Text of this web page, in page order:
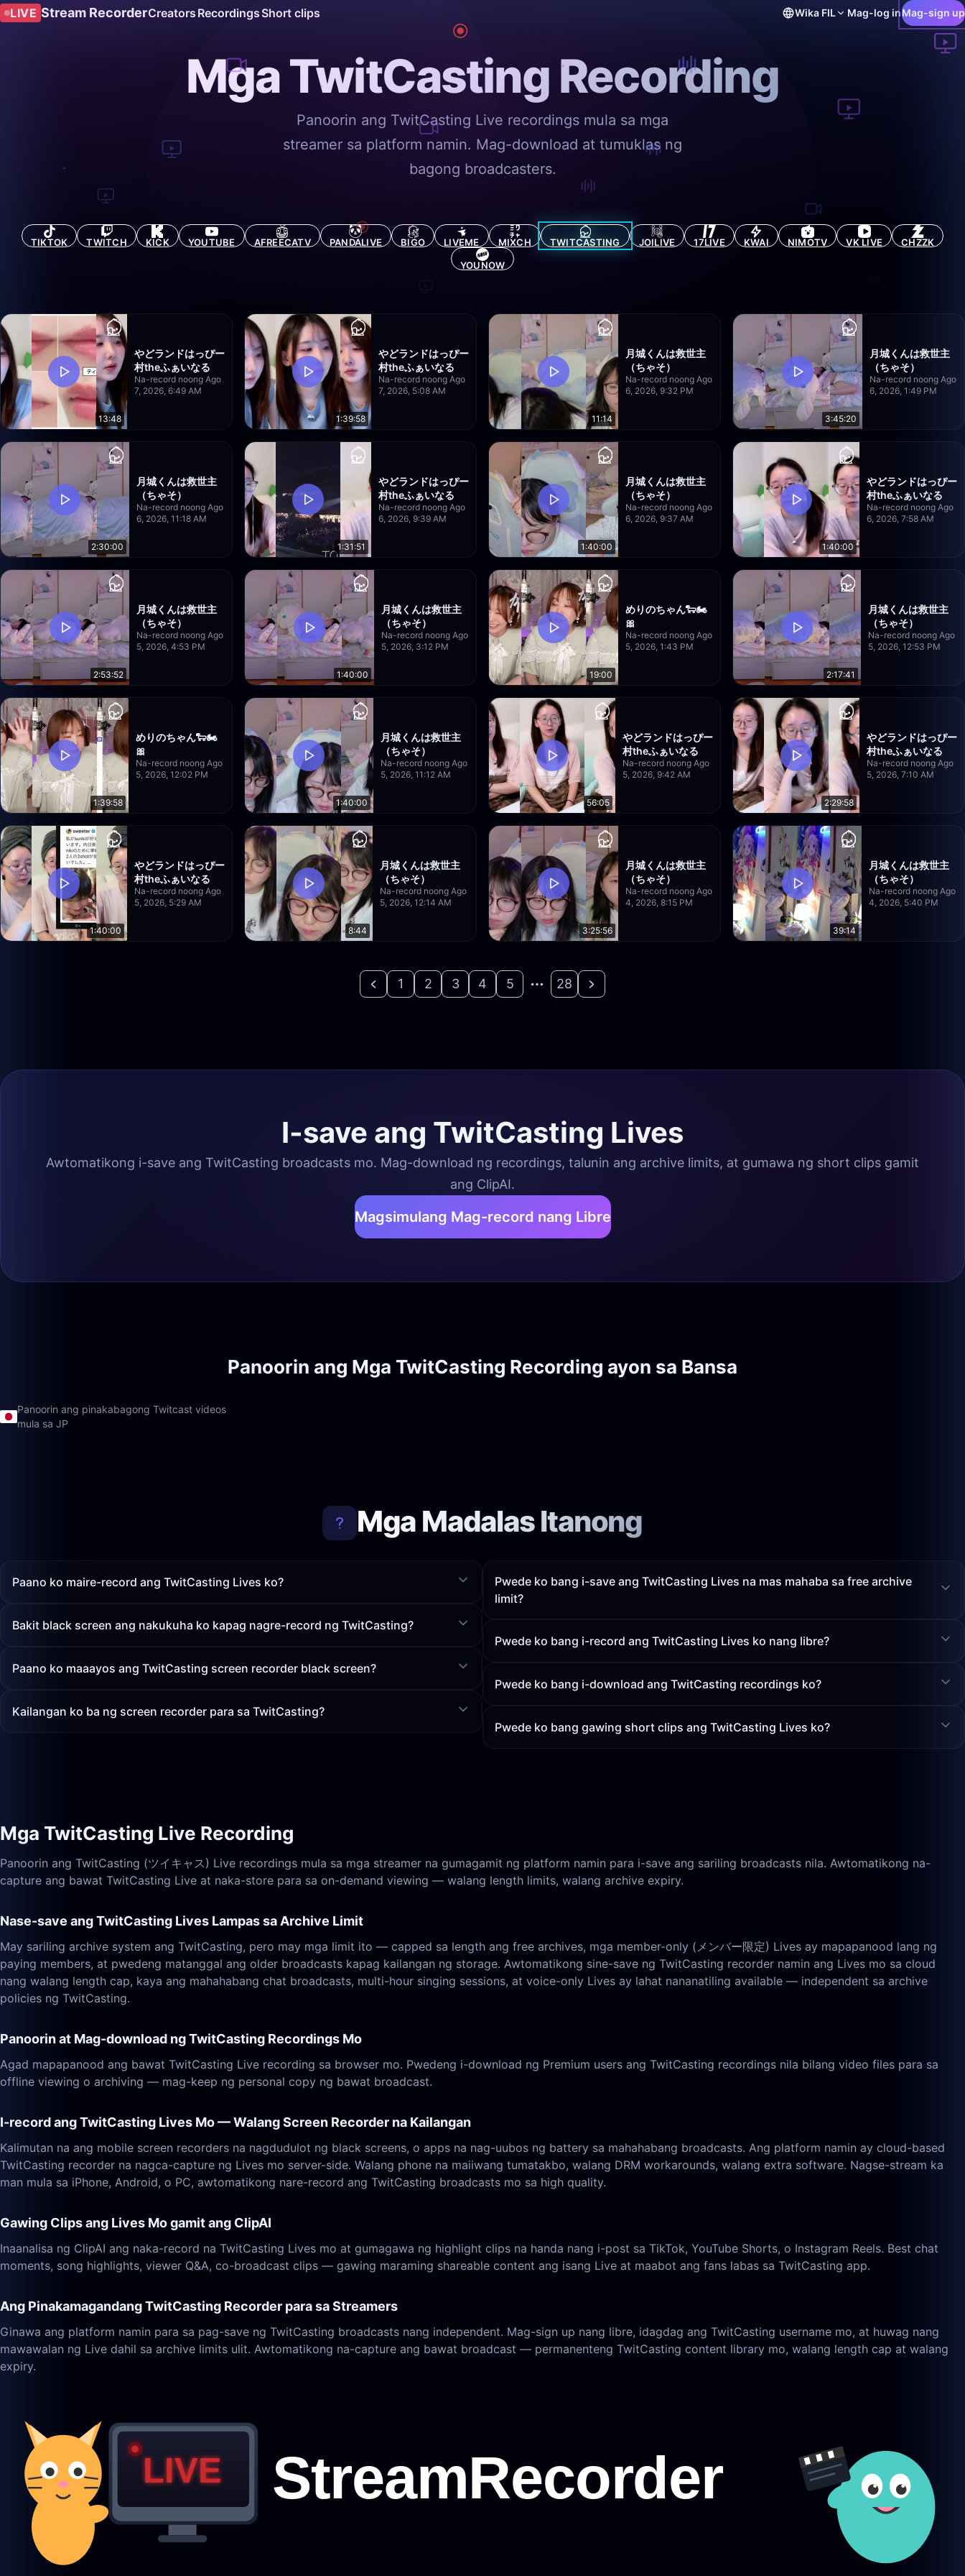
LIVE Stream RecorderCreators Recordings Short clips Wika FIL Mag-log inMag-sign up
Mga TwitCasting Recording
Panoorin ang TwitCasting Live recordings mula sa mga
streamer sa platform namin. Mag-download at tumuklas ng
bagong broadcasters.
TIKTOK TWITCH KICK YOUTUBE AFREECATV PANDALIVE BIGO LIVEME MIXCH TWITCASTING JOILIVE 17LIVE KWAI NIMOTV VK LIVE
CHZZK
YOUNOW
13:48
やどランドはっぴー
村theふぁいなる
Na-record noong Ago
7, 2026, 6:49 AM
1:39:58
やどランドはっぴー
村theふぁいなる
Na-record noong Ago
7, 2026, 5:08 AM
11:14
月城くんは救世主
（ちゃそ）
Na-record noong Ago
6, 2026, 9:32 PM
3:45:20
月城くんは救世主
（ちゃそ）
Na-record noong Ago
6, 2026, 1:49 PM
2:30:00
月城くんは救世主
（ちゃそ）
Na-record noong Ago
6, 2026, 11:18 AM
1:31:51
やどランドはっぴー
村theふぁいなる
Na-record noong Ago
6, 2026, 9:39 AM
1:40:00
月城くんは救世主
（ちゃそ）
Na-record noong Ago
6, 2026, 9:37 AM
1:40:00
やどランドはっぴー
村theふぁいなる
Na-record noong Ago
6, 2026, 7:58 AM
2:53:52
月城くんは救世主
（ちゃそ）
Na-record noong Ago
5, 2026, 4:53 PM
1:40:00
月城くんは救世主
（ちゃそ）
Na-record noong Ago
5, 2026, 3:12 PM
19:00
めりのちゃん🐑🏍️
🎀
Na-record noong Ago
5, 2026, 1:43 PM
2:17:41
月城くんは救世主
（ちゃそ）
Na-record noong Ago
5, 2026, 12:53 PM
1:39:58
めりのちゃん🐑🏍️
🎀
Na-record noong Ago
5, 2026, 12:02 PM
1:40:00
月城くんは救世主
（ちゃそ）
Na-record noong Ago
5, 2026, 11:12 AM
56:05
やどランドはっぴー
村theふぁいなる
Na-record noong Ago
5, 2026, 9:42 AM
2:29:58
やどランドはっぴー
村theふぁいなる
Na-record noong Ago
5, 2026, 7:10 AM
1:40:00
やどランドはっぴー
村theふぁいなる
Na-record noong Ago
5, 2026, 5:29 AM
8:44
月城くんは救世主
（ちゃそ）
Na-record noong Ago
5, 2026, 12:14 AM
3:25:56
月城くんは救世主
（ちゃそ）
Na-record noong Ago
4, 2026, 8:15 PM
39:14
月城くんは救世主
（ちゃそ）
Na-record noong Ago
4, 2026, 5:40 PM
1 2 3 4 5 28
I-save ang TwitCasting Lives
Awtomatikong i-save ang TwitCasting broadcasts mo. Mag-download ng recordings, talunin ang archive limits, at gumawa ng short clips gamit
ang ClipAI.
Magsimulang Mag-record nang Libre
Panoorin ang Mga TwitCasting Recording ayon sa Bansa
Panoorin ang pinakabagong Twitcast videos
mula sa JP
Mga Madalas Itanong
Paano ko maire-record ang TwitCasting Lives ko?
Bakit black screen ang nakukuha ko kapag nagre-record ng TwitCasting?
Paano ko maaayos ang TwitCasting screen recorder black screen?
Kailangan ko ba ng screen recorder para sa TwitCasting?
Pwede ko bang i-save ang TwitCasting Lives na mas mahaba sa free archive
limit?
Pwede ko bang i-record ang TwitCasting Lives ko nang libre?
Pwede ko bang i-download ang TwitCasting recordings ko?
Pwede ko bang gawing short clips ang TwitCasting Lives ko?
Mga TwitCasting Live Recording
Panoorin ang TwitCasting (ツイキャス) Live recordings mula sa mga streamer na gumagamit ng platform namin para i-save ang sariling broadcasts nila. Awtomatikong na-
capture ang bawat TwitCasting Live at naka-store para sa on-demand viewing — walang length limits, walang archive expiry.
Nase-save ang TwitCasting Lives Lampas sa Archive Limit
May sariling archive system ang TwitCasting, pero may mga limit ito — capped sa length ang free archives, mga member-only (メンバー限定) Lives ay mapapanood lang ng
paying members, at pwedeng matanggal ang older broadcasts kapag kailangan ng storage. Awtomatikong sine-save ng TwitCasting recorder namin ang Lives mo sa cloud
nang walang length cap, kaya ang mahahabang chat broadcasts, multi-hour singing sessions, at voice-only Lives ay lahat nananatiling available — independent sa archive
policies ng TwitCasting.
Panoorin at Mag-download ng TwitCasting Recordings Mo
Agad mapapanood ang bawat TwitCasting Live recording sa browser mo. Pwedeng i-download ng Premium users ang TwitCasting recordings nila bilang video files para sa
offline viewing o archiving — mag-keep ng personal copy ng bawat broadcast.
I-record ang TwitCasting Lives Mo — Walang Screen Recorder na Kailangan
Kalimutan na ang mobile screen recorders na nagdudulot ng black screens, o apps na nag-uubos ng battery sa mahahabang broadcasts. Ang platform namin ay cloud-based
TwitCasting recorder na nagca-capture ng Lives mo server-side. Walang phone na maiiwang tumatakbo, walang DRM workarounds, walang extra software. Nagse-stream ka
man mula sa iPhone, Android, o PC, awtomatikong nare-record ang TwitCasting broadcasts mo sa high quality.
Gawing Clips ang Lives Mo gamit ang ClipAI
Inaanalisa ng ClipAI ang naka-record na TwitCasting Lives mo at gumagawa ng highlight clips na handa nang i-post sa TikTok, YouTube Shorts, o Instagram Reels. Best chat
moments, song highlights, viewer Q&A, co-broadcast clips — gawing maraming shareable content ang isang Live at maabot ang fans labas sa TwitCasting app.
Ang Pinakamagandang TwitCasting Recorder para sa Streamers
Ginawa ang platform namin para sa pag-save ng TwitCasting broadcasts nang independent. Mag-sign up nang libre, idagdag ang TwitCasting username mo, at huwag nang
mawawalan ng Live dahil sa archive limits ulit. Awtomatikong na-capture ang bawat broadcast — permanenteng TwitCasting content library mo, walang length cap at walang
expiry.